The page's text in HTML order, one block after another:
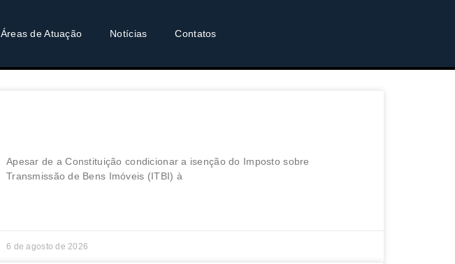
Áreas de Atuação Notícias Contatos
Apesar de a Constituição condicionar a isenção do Imposto sobre
Transmissão de Bens Imóveis (ITBI) à
6 de agosto de 2026